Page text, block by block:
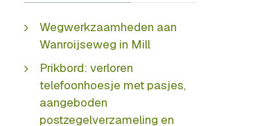
Wegwerkzaamheden aan
Wanroijseweg in Mill
Prikbord: verloren
telefoonhoesje met pasjes,
aangeboden
postzegelverzameling en